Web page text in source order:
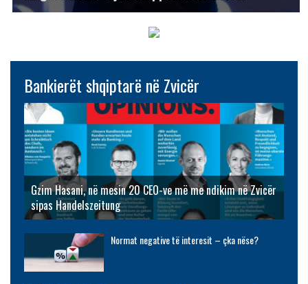
Bankierët shqiptarë në Zvicër
Gzim Hasani, në mesin 20 CEO-ve më me ndikim në Zvicër
sipas Handelszeitung
Normat negative të interesit – çka nëse?